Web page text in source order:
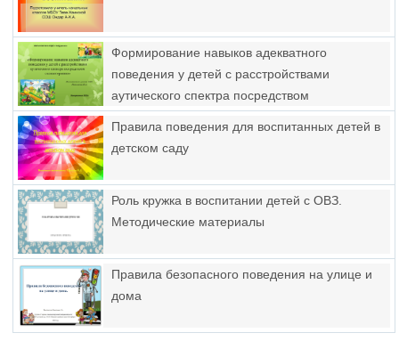
Формирование навыков адекватного
поведения у детей с расстройствами
аутического спектра посредством
Правила поведения для воспитанных детей в
детском саду
Роль кружка в воспитании детей с ОВЗ.
Методические материалы
Правила безопасного поведения на улице и
дома